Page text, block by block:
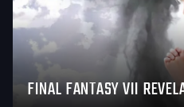
FINAL FANTASY VII